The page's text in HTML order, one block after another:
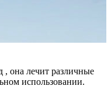
, она лечит различные
использовании.